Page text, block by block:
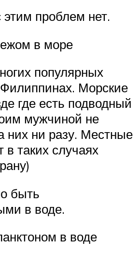
этим проблем нет.
в море
популярных
Морские
где есть подводный
мужчиной не
них ни разу. Местные
в таких случаях
быть
в воде.
в воде